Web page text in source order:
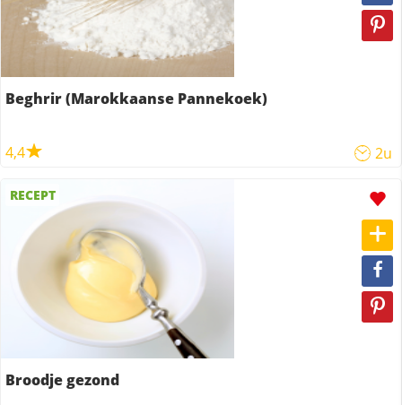
Beghrir (Marokkaanse Pannekoek)
4,4 2u
RECEPT
Broodje gezond